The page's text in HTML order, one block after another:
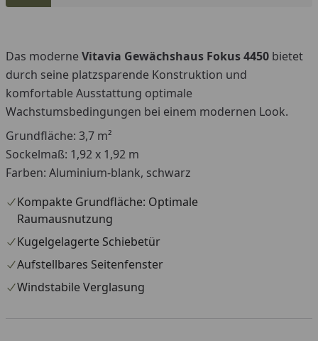
Das moderne Vitavia Gewächshaus Fokus 4450 bietet
durch seine platzsparende Konstruktion und
komfortable Ausstattung optimale
Wachstumsbedingungen bei einem modernen Look.
Grundfläche: 3,7 m²
Sockelmaß: 1,92 x 1,92 m
Farben: Aluminium-blank, schwarz
Kompakte Grundfläche: Optimale
Raumausnutzung
Kugelgelagerte Schiebetür
Aufstellbares Seitenfenster
Windstabile Verglasung